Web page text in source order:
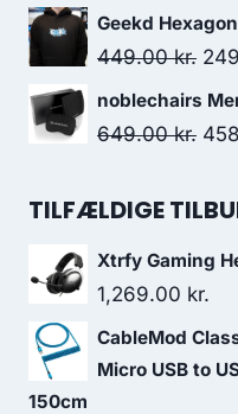
price
was:
Geekd
449.00kr.
was:
noblechairs
649.00kr.
TILFÆLDIGE
Xtrfy Gaming
1,269.00 kr.
CableMod
Micro USB to
150cm